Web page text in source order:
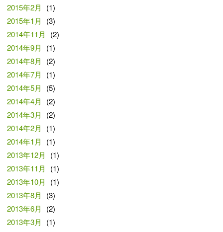
2015年2月
(1)
2015年1月
(3)
2014年11月
(2)
2014年9月
(1)
2014年8月
(2)
2014年7月
(1)
2014年5月
(5)
2014年4月
(2)
2014年3月
(2)
2014年2月
(1)
2014年1月
(1)
2013年12月
(1)
2013年11月
(1)
2013年10月
(1)
2013年8月
(3)
2013年6月
(2)
2013年3月
(1)